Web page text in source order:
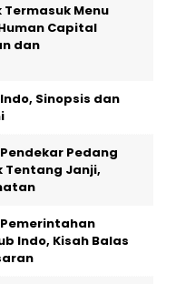
Menu
Capital
dan
Sinopsis dan
Pedang
Tentang Janji,
Indo, Kisah Balas